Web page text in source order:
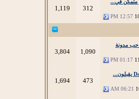
في...
12:57 PM
312
1,119
مدونة
01:17 PM
1,090
3,804
06:21 AM
473
1,694